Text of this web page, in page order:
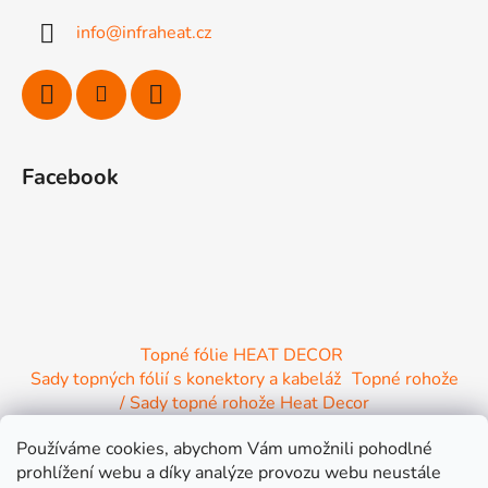
Používáme cookies, abychom Vám umožnili pohodlné
prohlížení webu a díky analýze provozu webu neustále
info@infraheat.cz
Facebook
Topné fólie HEAT DECOR
Sady topných fólií s konektory a kabeláž Topné rohože
/ Sady topné rohože Heat Decor
/ Instalační materiál / Topné Infrapanely
/ Relaxační lehátko NIRE s Infra ohřevem